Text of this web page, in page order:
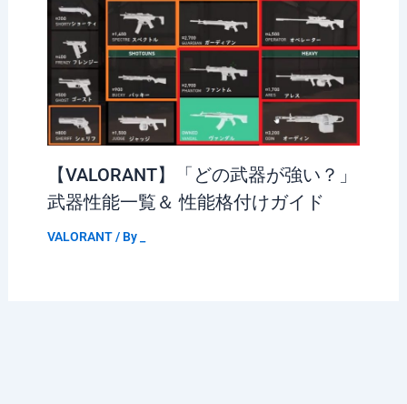
【VALORANT】「どの武器が強い？」
武器性能一覧＆ 性能格付けガイド
VALORANT/ By